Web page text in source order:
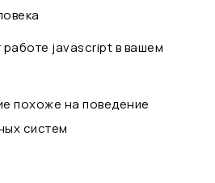
javascript в вашем
похоже на поведение
систем